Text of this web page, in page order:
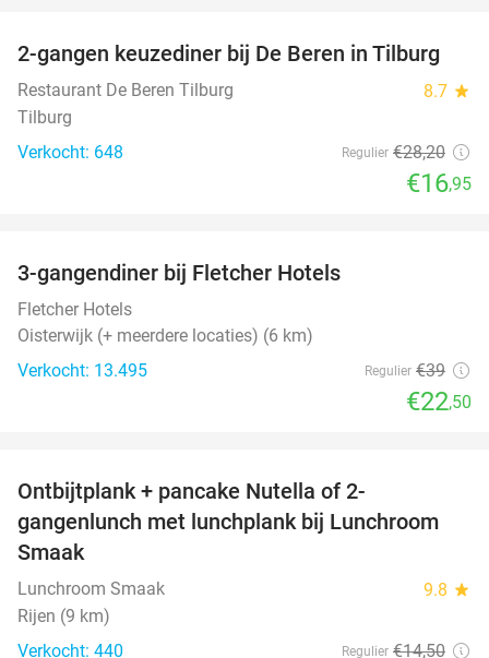
40%
2-gangen keuzediner bij De Beren in Tilburg
Restaurant De Beren Tilburg 8.7 star
Tilburg
Verkocht: 648
Regulier €28,20
€16,95
3-gangendiner bij Fletcher Hotels
Fletcher Hotels
Oisterwijk (+ meerdere locaties) (6 km)
Verkocht: 13.495
Regulier €39
€22,50
Ontbijtplank + pancake Nutella of 2-
gangenlunch met lunchplank bij Lunchroom
Smaak
Lunchroom Smaak 9.8 star
Rijen (9 km)
Verkocht: 440
Regulier €14,50